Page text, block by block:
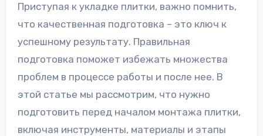
Приступая к укладке плитки, важно помнить,
что качественная подготовка – это ключ к
успешному результату. Правильная
подготовка поможет избежать множества
проблем в процессе работы и после нее. В
этой статье мы рассмотрим, что нужно
подготовить перед началом монтажа плитки,
включая инструменты, материалы и этапы